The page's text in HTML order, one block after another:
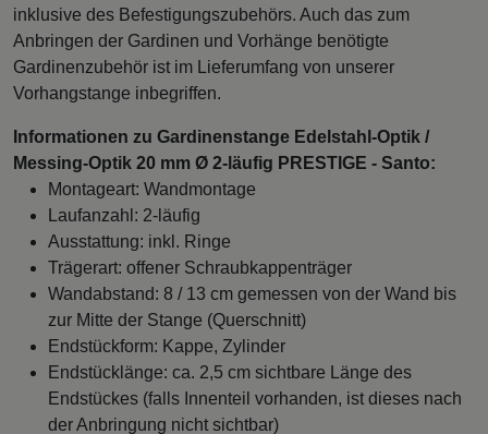
inklusive des Befestigungszubehörs. Auch das zum
Anbringen der Gardinen und Vorhänge benötigte
Gardinenzubehör ist im Lieferumfang von unserer
Vorhangstange inbegriffen.
Informationen zu Gardinenstange Edelstahl-Optik /
Messing-Optik 20 mm Ø 2-läufig PRESTIGE - Santo:
Montageart: Wandmontage
Laufanzahl: 2-läufig
Ausstattung: inkl. Ringe
Trägerart: offener Schraubkappenträger
Wandabstand: 8 / 13 cm gemessen von der Wand bis
zur Mitte der Stange (Querschnitt)
Endstückform: Kappe, Zylinder
Endstücklänge: ca. 2,5 cm sichtbare Länge des
Endstückes (falls Innenteil vorhanden, ist dieses nach
der Anbringung nicht sichtbar)